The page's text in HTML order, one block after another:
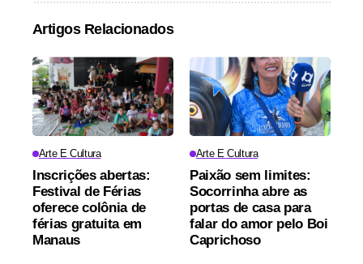
Artigos Relacionados
Arte E Cultura
Inscrições abertas:
Festival de Férias
oferece colônia de
férias gratuita em
Manaus
Arte E Cultura
Paixão sem limites:
Socorrinha abre as
portas de casa para
falar do amor pelo Boi
Caprichoso